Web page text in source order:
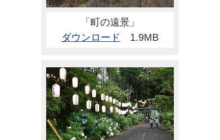
「町の遠景」
ダウンロード 1.9MB